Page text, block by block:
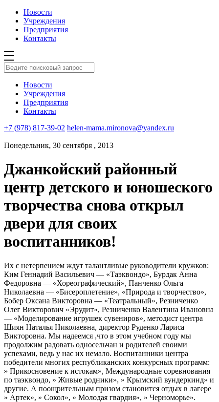
Новости
Учреждения
Предприятия
Контакты
Новости
Учреждения
Предприятия
Контакты
+7 (978) 817-39-02 helen-mama.mironova@yandex.ru
Понедельник, 30 сентября , 2013
Джанкойский районный
центр детского и юношеского
творчества снова открыл
двери для своих
воспитанников!
Их с нетерпением ждут талантливые руководители кружков:
Ким Геннадий Васильевич — «Таэквондо», Бурдак Анна
Федоровна — «Хореографический», Панченко Ольга
Николаевна — «Бисероплетение», «Природа и творчество»,
Бобер Оксана Викторовна — «Театральный», Резниченко
Олег Викторович «Эрудит», Резниченко Валентина Ивановна
— «Моделирование игрушек сувениров», методист центра
Шиян Наталья Николаевна, директор Руденко Лариса
Викторовна. Мы надеемся ,что в этом учебном году мы
продолжим радовать односельчан и родителей своими
успехами, ведь у нас их немало. Воспитанники центра
победители многих республиканских конкурсных программ:
» Прикосновение к истокам», Международные соревнования
по таэквондо, » Живые родники», » Крымский вундеркинд» и
другие. А поощрительным призом становится отдых в лагере
» Артек», » Сокол», » Молодая гвардия», » Черноморье».